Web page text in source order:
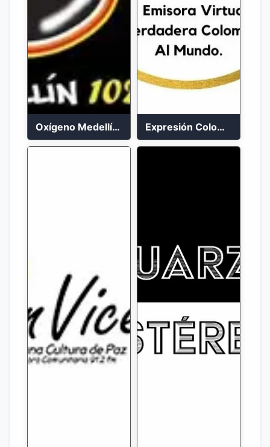
Oxígeno Medellín 90.9 FM en vivo Expresión Colombia Radio en vivo 24/7